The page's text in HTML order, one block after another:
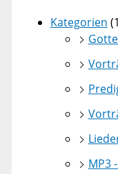
Kategorien
MP3